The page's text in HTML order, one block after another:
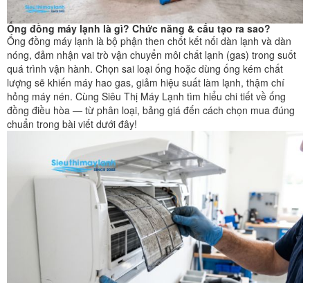
Ống đồng máy lạnh là gì? Chức năng & cấu tạo ra sao?
Ống đồng máy lạnh là bộ phận then chốt kết nối dàn lạnh và dàn
nóng, đảm nhận vai trò vận chuyển môi chất lạnh (gas) trong suốt
quá trình vận hành. Chọn sai loại ống hoặc dùng ống kém chất
lượng sẽ khiến máy hao gas, giảm hiệu suất làm lạnh, thậm chí
hỏng máy nén. Cùng Siêu Thị Máy Lạnh tìm hiểu chi tiết về ống
đồng điều hòa — từ phân loại, bảng giá đến cách chọn mua đúng
chuẩn trong bài viết dưới đây!